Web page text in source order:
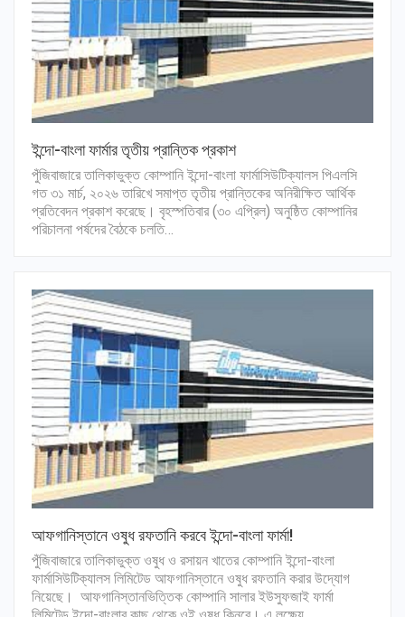
ইন্দো-বাংলা ফার্মার তৃতীয় প্রান্তিক প্রকাশ
পুঁজিবাজারে তালিকাভুক্ত কোম্পানি ইন্দো-বাংলা ফার্মাসিউটিক্যালস পিএলসি
গত ৩১ মার্চ, ২০২৬ তারিখে সমাপ্ত তৃতীয় প্রান্তিকের অনিরীক্ষিত আর্থিক
প্রতিবেদন প্রকাশ করেছে। বৃহস্পতিবার (৩০ এপ্রিল) অনুষ্ঠিত কোম্পানির
পরিচালনা পর্ষদের বৈঠকে চলতি…
আফগানিস্তানে ওষুধ রফতানি করবে ইন্দো-বাংলা ফার্মা!
পুঁজিবাজারে তালিকাভুক্ত ওষুধ ও রসায়ন খাতের কোম্পানি ইন্দো-বাংলা
ফার্মাসিউটিক্যালস লিমিটেড আফগানিস্তানে ওষুধ রফতানি করার উদ্যোগ
নিয়েছে। আফগানিস্তানভিত্তিক কোম্পানি সালার ইউসুফজাই ফার্মা